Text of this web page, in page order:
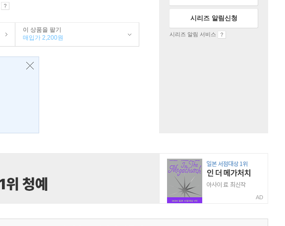
이 상품을 팔기
매입가 2,200원
시리즈 알림신청
시리즈 알림 서비스
AD